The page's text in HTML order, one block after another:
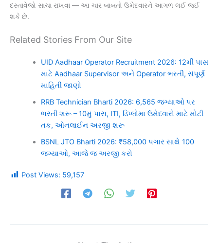
દસ્તાવેજો સાચા રાખવા — આ ચાર બાબતો ઉમેદવારને આગળ લઈ જઈ
શકે છે.
Related Stories From Our Site
UID Aadhaar Operator Recruitment 2026: 12મી પાસ
માટે Aadhaar Supervisor અને Operator ભરતી, સંપૂર્ણ
માહિતી જાણો
RRB Technician Bharti 2026: 6,565 જગ્યાઓ પર
ભરતી શરૂ – 10મું પાસ, ITI, ડિપ્લોમા ઉમેદવારો માટે મોટી
તક, ઓનલાઈન અરજી શરૂ
BSNL JTO Bharti 2026: ₹58,000 પગાર સાથે 100
જગ્યાઓ, આજે જ અરજી કરો
Post Views: 59,157